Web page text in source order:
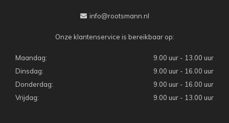
info@rootsmann.nl
Onze klantenservice is bereikbaar op:
Maandag:
9.00 uur - 13.00 uur
Dinsdag:
9.00 uur - 16.00 uur
Donderdag:
9.00 uur - 16.00 uur
Vrijdag:
9.00 uur - 13.00 uur